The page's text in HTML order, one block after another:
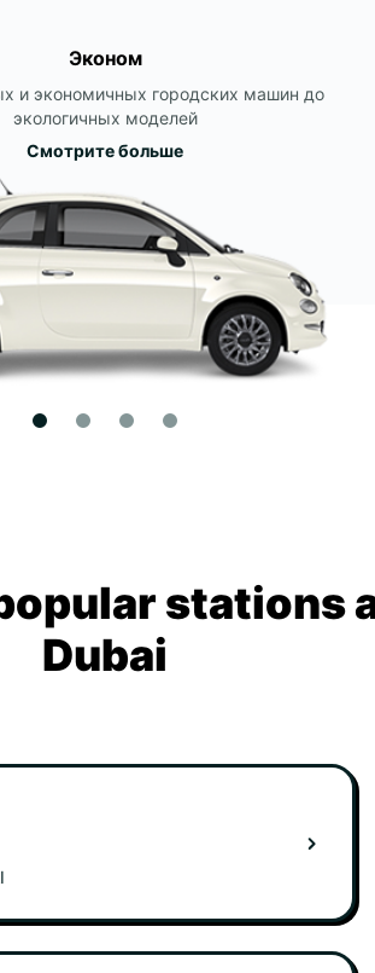
Эконом
и экономичных городских машин до
экологичных моделей
Смотрите больше
stations
Dubai